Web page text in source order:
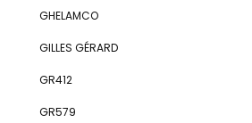
GHELAMCO
GILLES GÉRARD
GR412
GR579